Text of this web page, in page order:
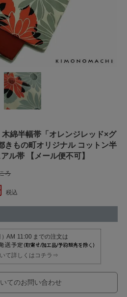
木綿半幅帯「オレンジレッド×グ
きもの町オリジナル コットン半
ル帯 【メール便不可】
ろ
税込
て詳しくはコチラ⇒
てのお問い合わせ